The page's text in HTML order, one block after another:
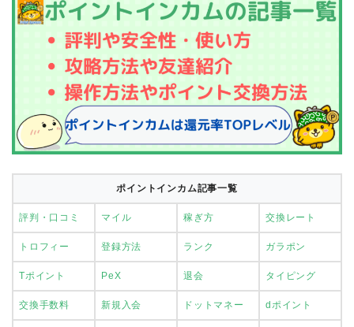
ポイントインカム記事一覧
評判・口コミ マイル 稼ぎ方 交換レート
トロフィー 登録方法 ランク ガラポン
Tポイント PeX 退会 タイピング
交換手数料 新規入会 ドットマネー dポイント